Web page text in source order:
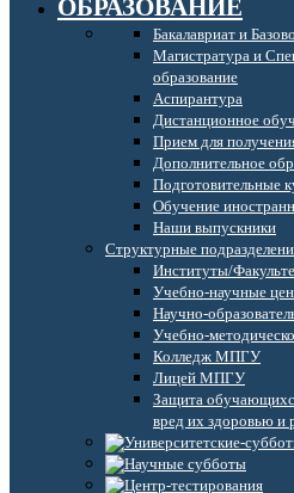
ОБРАЗОВАНИЕ
Бакалавриат и
Магистратура и
образование
Аспирантура
Дистанционное
Прием для
Дополнительное
Подготовительные
Обучение
Наши выпускники
Структурные
Институты/
Учебно-научные
Научно-
Учебно-
Колледж МПГУ
Лицей МПГУ
Защита
вред их здоровью и